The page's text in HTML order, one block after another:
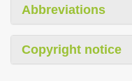
Abbreviations
Copyright notice